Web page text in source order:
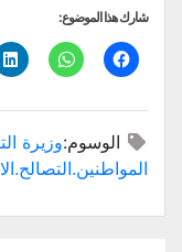
شارك هذا الموضوع:
الوسوم:وزيرة